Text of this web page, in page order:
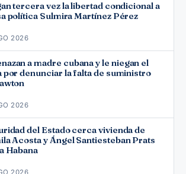
tercera vez la libertad condicional a
política Sulmira Martínez Pérez
2026
a madre cubana y le niegan el
por denunciar la falta de suministro
2026
del Estado cerca vivienda de
Acosta y Ángel Santiesteban Prats
Habana
2026